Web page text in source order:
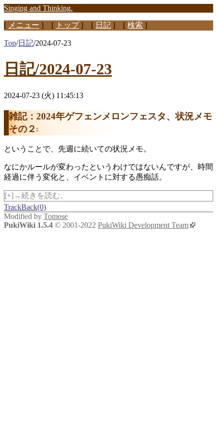
Singing and Thinking.
[ メニュー ] [ トップ] [ 日記 ] [ 検索 ]
Top/日記/2024-07-23
日記/2024-07-23
2024-07-23 (火) 11:45:13
雑記：2024年ゲフェンメロンフェスタ、状況メモ
その２ †
ということで、先週に続いての状況メモ。
なにかルールが変わったというわけではないんですが、時間
経過に伴う変化と、イベントに対する愚痴話。
[+]→続きを読む。
TrackBack(0)
Modified by Tomose
PukiWiki 1.5.4 © 2001-2022 PukiWiki Development Team